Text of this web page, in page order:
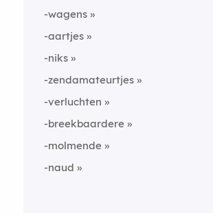
-wagens
-aartjes
-niks
-zendamateurtjes
-verluchten
-breekbaardere
-molmende
-naud